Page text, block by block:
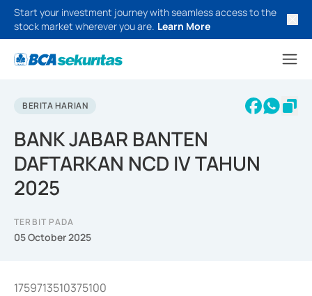
Start your investment journey with seamless access to the
stock market wherever you are. Learn More
BERITA HARIAN
BANK JABAR BANTEN
DAFTARKAN NCD IV TAHUN
2025
TERBIT PADA
05 October 2025
1759713510375100